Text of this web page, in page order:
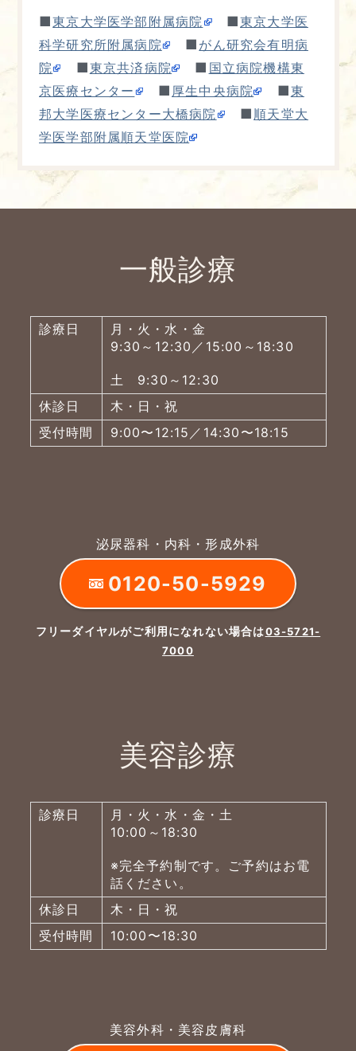
■東京大学医学部附属病院 ■東京大学医
科学研究所附属病院
■ がん研究会有明病
院
■東京共済病院 ■ 国立病院機構東
京医療センター
■ 厚生中央病院 ■東
邦大学医療センター大橋病院
■ 順天堂大
学医学部附属順天堂医院
一般診療
診療日
月・火・水・金
9:30～12:30／15:00～18:30
土 9:30～12:30
休診日
木・日・祝
受付時間
9:00〜12:15／14:30〜18:15
泌尿器科・内科・形成外科
0120-50-5929
フリーダイヤルがご利用になれない場合は03-5721-
7000
美容診療
診療日
月・火・水・金・土
10:00～18:30
※完全予約制です。ご予約はお電
話ください。
休診日
木・日・祝
受付時間
10:00〜18:30
美容外科・美容皮膚科